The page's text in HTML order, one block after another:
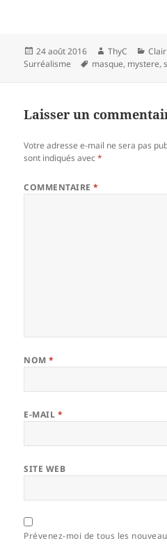
Publié
le
24 août 2016 Auteur
ThyC
Surréalisme
Mots-
masque, mystere,
Laisser un
Votre adresse e-mail ne sera pas
sont indiqués avec*
COMMENTAIRE*
NOM*
E-MAIL *
SITE WEB
Prévenez-moi de tous les